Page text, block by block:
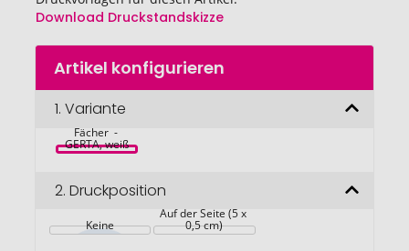
Download Druckstandskizze
Zum
Anfang
Bildgalerie
Artikel konfigurieren
1. Variante
Fächer  -
GERTA, weiß
2. Druckposition
Keine
Auf der Seite (5 x
0,5 cm)